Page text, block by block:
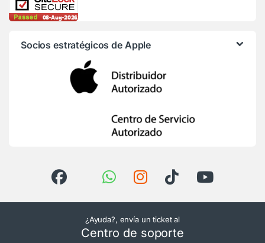
Socios estratégicos de Apple
¿Ayuda?, envía un ticket al
Centro de soporte